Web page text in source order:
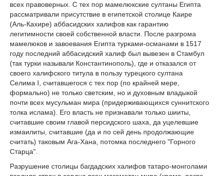
всех правоверных. С тех пор мамелюкские султаны Египта
рассматривали присутствие в египетской столице Каире
(Аль-Кахире) аббасидских халифов как гарантию
легитимности своей собственной власти. После разгрома
мамелюков и завоевания Египта турками-османами в 1517
году последний аббасидский халиф был вывезен в Стамбул
(так турки называли Константинополь), где и отказался от
своего халифского титула в пользу турецкого султана
Селима I, считавшегося с тех пор (по крайней мере,
формально) не только светским, но и духовным владыкой
почти всех мусульман мира (придерживающихся суннитского
толка ислама). Его власть не признавали только шииты,
считавшие своим главой персидского шаха, да уцелевшие
измаилиты, считавшие (да и по сей день продолжающие
считать) таковым Ага-Хана, потомка последнего "Горного
Старца".
Разрушение столицы багдадских халифов татаро-монголами